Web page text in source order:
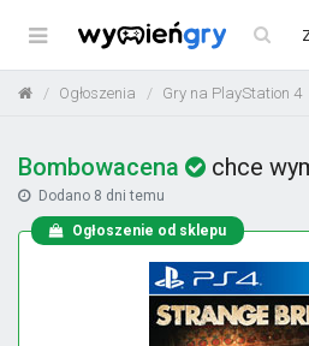
Menu
Ogłoszenia Gry na PlayStation 4
Bombowacena chce
Dodano 8 dni temu
Ogłoszenie od sklepu